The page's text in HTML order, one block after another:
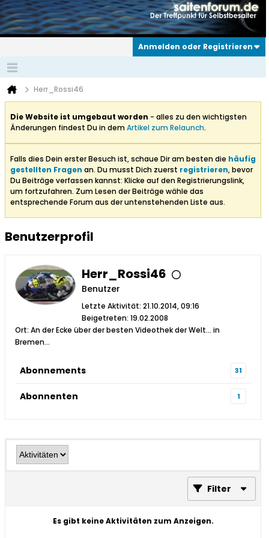
Anmelden oder Registrieren
Herr_Rossi46
Die Website ist umgebaut worden - alles zu den wichtigsten
Änderungen findest Du in demArtikel zum Relaunch.
Falls dies Dein erster Besuch ist, schaue Dir am besten die häufig
gestellten Fragen an. Du musst Dich zuerst registrieren, bevor
Du Beiträge verfassen kannst: Klicke auf den Registrierungslink,
um fortzufahren. Zum Lesen der Beiträge wähle das
entsprechende Forum aus der untenstehenden Liste aus.
Benutzerprofil
Herr_Rossi46
Benutzer
Letzte Aktivität: 21.10.2014, 09:16
Beigetreten: 19.02.2008
Ort: An der Ecke über der besten Videothek der Welt... in
Bremen...
Abonnements 31
Abonnenten 1
Filter
Es gibt keine Aktivitäten zum Anzeigen.